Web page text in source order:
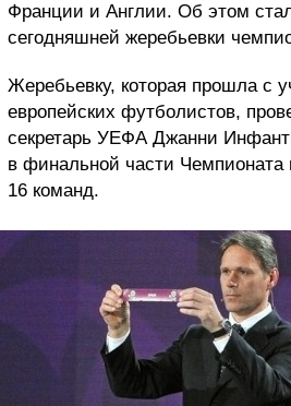
Франции и Англии. Об этом
сегодняшней жеребьевки
Жеребьевку, которая прошла с
европейских футболистов,
секретарь УЕФА Джанни
в финальной части Чемпионата
16 команд.